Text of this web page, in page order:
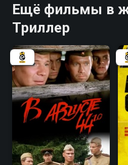
Ещё фильмы в
Триллер